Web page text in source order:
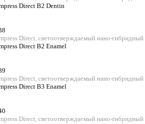
Direct B2 Dentin
Direct, светоотверждаемый нано-гибридный
Direct B2 Enamel
Direct, светоотверждаемый нано-гибридный
Direct B3 Enamel
Direct, светоотверждаемый нано-гибридный